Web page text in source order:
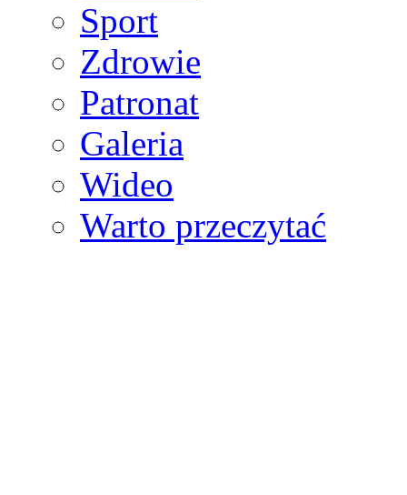
Sport
Zdrowie
Patronat
Galeria
Wideo
Warto przeczytać